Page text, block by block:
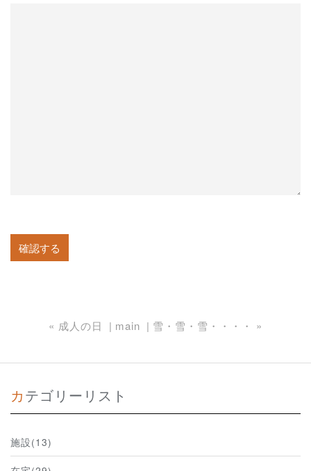
« 成人の日 main 雪・雪・雪・・・・ »
カテゴリーリスト
施設(13)